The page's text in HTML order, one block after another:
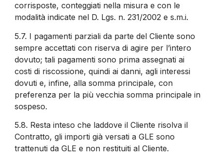
corrisposte, conteggiati nella misura e con le
modalità indicate nel D. Lgs. n. 231/2002 e s.m.i.
5.7. I pagamenti parziali da parte del Cliente sono
sempre accettati con riserva di agire per l’intero
dovuto; tali pagamenti sono prima assegnati ai
costi di riscossione, quindi ai danni, agli interessi
dovuti e, infine, alla somma principale, con
preferenza per la più vecchia somma principale in
sospeso.
5.8. Resta inteso che laddove il Cliente risolva il
Contratto, gli importi già versati a GLE sono
trattenuti da GLE e non restituiti al Cliente.